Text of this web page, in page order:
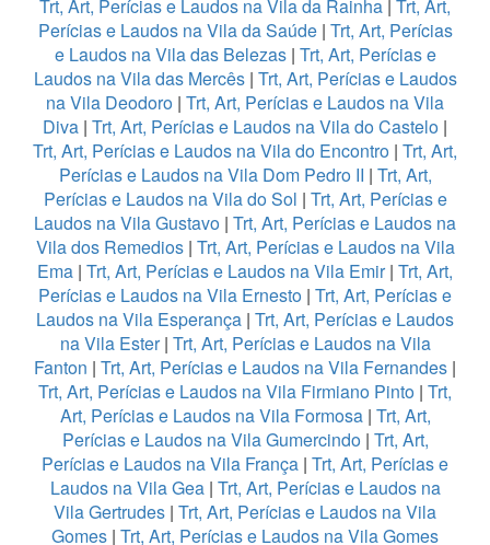
Trt, Art, Perícias e Laudos na Vila da Rainha | Trt, Art,
Perícias e Laudos na Vila da Saúde| Trt, Art, Perícias
e Laudos na Vila das Belezas| Trt, Art, Perícias e
Laudos na Vila das Mercês| Trt, Art, Perícias e Laudos
na Vila Deodoro | Trt, Art, Perícias e Laudos na Vila
Diva | Trt, Art, Perícias e Laudos na Vila do Castelo |
Trt, Art, Perícias e Laudos na Vila do Encontro | Trt, Art,
Perícias e Laudos na Vila Dom Pedro II | Trt, Art,
Perícias e Laudos na Vila do Sol | Trt, Art, Perícias e
Laudos na Vila Gustavo | Trt, Art, Perícias e Laudos na
Vila dos Remedios| Trt, Art, Perícias e Laudos na Vila
Ema | Trt, Art, Perícias e Laudos na Vila Emir| Trt, Art,
Perícias e Laudos na Vila Ernesto | Trt, Art, Perícias e
Laudos na Vila Esperança | Trt, Art, Perícias e Laudos
na Vila Ester| Trt, Art, Perícias e Laudos na Vila
Fanton | Trt, Art, Perícias e Laudos na Vila Fernandes |
Trt, Art, Perícias e Laudos na Vila Firmiano Pinto | Trt,
Art, Perícias e Laudos na Vila Formosa| Trt, Art,
Perícias e Laudos na Vila Gumercindo| Trt, Art,
Perícias e Laudos na Vila França | Trt, Art, Perícias e
Laudos na Vila Gea| Trt, Art, Perícias e Laudos na
Vila Gertrudes | Trt, Art, Perícias e Laudos na Vila
Gomes | Trt, Art, Perícias e Laudos na Vila Gomes